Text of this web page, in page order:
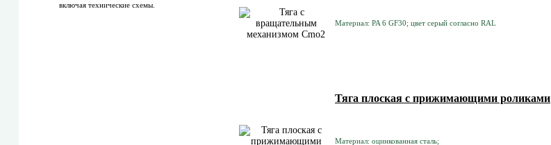
включая технические схемы.
Материал: PA 6 GF30; цвет серый согласно RAL
Тяга плоская с прижимающими роликами
Материал: оцинкованная сталь;